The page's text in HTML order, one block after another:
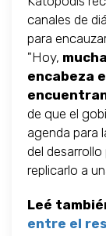
canales de
para
"Hoy,
encabeza
de que el
agenda para
del
replicarlo a
Leé
entre el